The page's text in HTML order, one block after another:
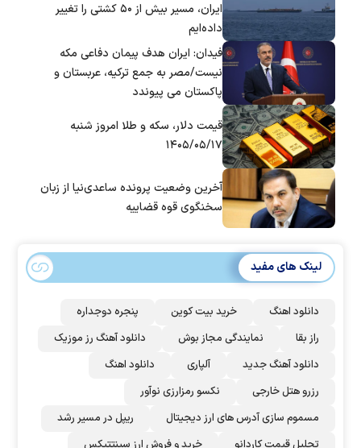
ایران، مسیر بیش از ۵۰ کشتی را تغییر
داده‌ایم
فیدان: ایران هدف پیمان دفاعی مکه
نیست/مصر به جمع ترکیه، عربستان و
پاکستان می پیوندد
قیمت دلار، سکه و طلا امروز شنبه
۱۴۰۵/۰۵/۱۷
آخرین وضعیت پرونده ساعدی‌نیا از زبان
سخنگوی قوه قضاییه
لینک های مفید
دانلود اهنگ خرید بیت کوین
پنجره دوجداره
راز بقا
نمایندگی مجاز بوش
دانلود آهنگ رز‌ موزیک
دانلود آهنگ جدید
آلپاری
دانلود اهنگ
رزرو هتل خارجی
نکسو رمزارزی نوآور
مسموم سازی آدرس های ارز دیجیتال
ریپل در مسیر رشد